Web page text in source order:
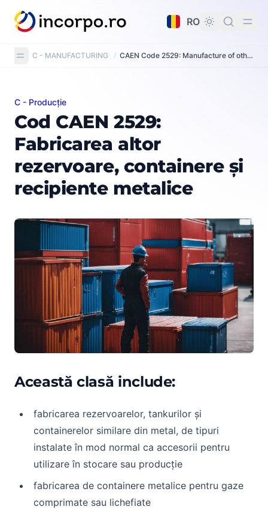
principal
RO
C - MANUFACTURING / CAEN Code 2529: Manufacture of other tanks, reservoirs and containers of metal
Cod CAEN 2529: Fabricarea altor rezervoare,
C - Producție
Cod CAEN 2529:
Fabricarea altor
rezervoare, containere și
recipiente metalice
Această clasă include:
fabricarea rezervoarelor, tankurilor și
containerelor similare din metal, de tipuri
instalate în mod normal ca accesorii pentru
utilizare în stocare sau producție
fabricarea de containere metalice pentru gaze
comprimate sau lichefiate